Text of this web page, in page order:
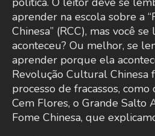
aprender na escola sobre a
Chinesa” (RCC), mas você
aconteceu? Ou melhor, se
aprender porque ela
Revolução Cultural
processo de fracassos,
Cem Flores, o Grande Salto
Fome Chinesa, que